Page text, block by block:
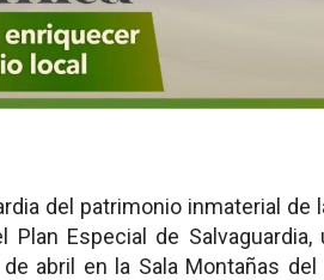
del patrimonio inmaterial de
Especial de
abril en la Sala Montañas